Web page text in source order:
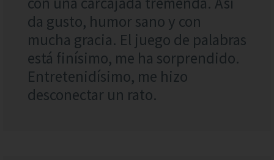
da gusto, humor sano y con
mucha gracia. El juego de palabras
está finísimo, me ha sorprendido.
Entretenidísimo, me hizo
desconectar un rato.